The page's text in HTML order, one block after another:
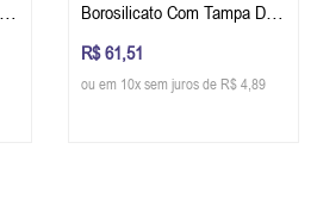
Borosilicato Com Tampa De
1200 ml
R$ 61,51
ou em 10x sem juros de R$ 4,89